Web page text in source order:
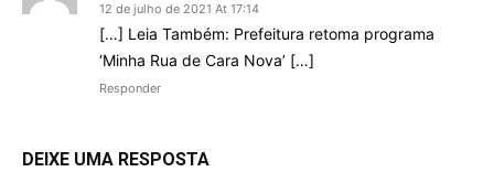
12 de julho de 2021 At 17:14
[…] Leia Também: Prefeitura retoma programa
‘Minha Rua de Cara Nova’ […]
Responder
DEIXE UMA RESPOSTA